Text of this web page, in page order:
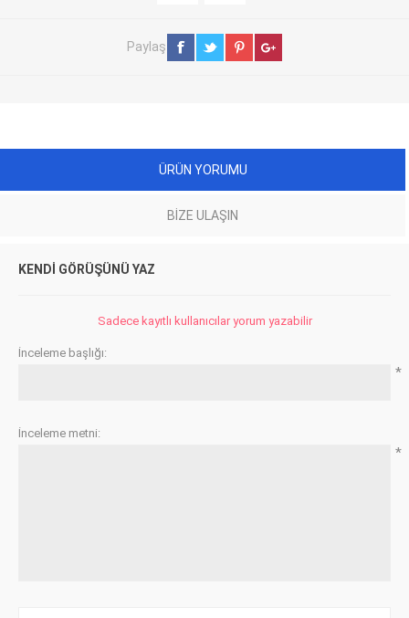
Paylaş
ÜRÜN YORUMU
BIZE ULAŞIN
KENDI GÖRÜŞÜNÜ YAZ
Sadece kayıtlı kullanıcılar yorum yazabilir
İnceleme başlığı:
*
İnceleme metni:
*